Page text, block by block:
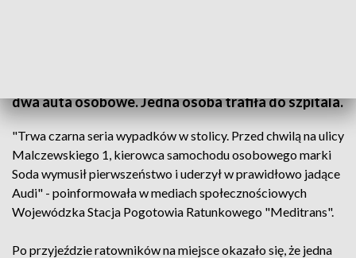
dwa auta osobowe. Jedna osoba trafiła do szpitala.
"Trwa czarna seria wypadków w stolicy. Przed chwilą na ulicy
Malczewskiego 1, kierowca samochodu osobowego marki
Soda wymusił pierwszeństwo i uderzył w prawidłowo jadące
Audi" - poinformowała w mediach społecznościowych
Wojewódzka Stacja Pogotowia Ratunkowego "Meditrans".
Po przyjeździe ratowników na miejsce okazało się, że jedna